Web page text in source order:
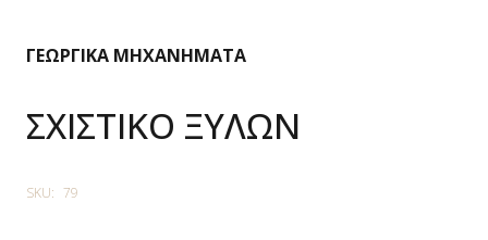
ΓΕΩΡΓΙΚΑ ΜΗΧΑΝΗΜΑΤΑ
ΣΧΙΣΤΙΚΟ ΞΥΛΩΝ
SKU: 79